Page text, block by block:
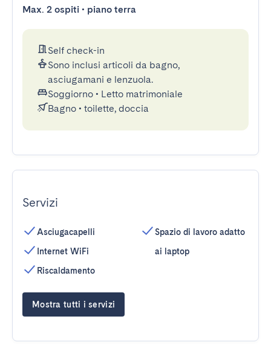
Max. 2 ospiti • piano terra
Self check-in
Sono inclusi articoli da bagno,
asciugamani e lenzuola.
Soggiorno • Letto matrimoniale
Bagno • toilette, doccia
Servizi
Asciugacapelli
Internet WiFi
Riscaldamento
Spazio di lavoro adatto
ai laptop
Mostra tutti i servizi